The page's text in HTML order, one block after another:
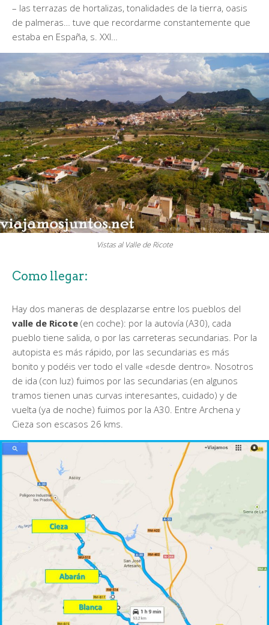
– las terrazas de hortalizas, tonalidades de la tierra, oasis
de palmeras… tuve que recordarme constantemente que
estaba en España, s. XXI…
Vistas al Valle de Ricote
Como llegar:
Hay dos maneras de desplazarse entre los pueblos del
valle de Ricote (en coche): por la autovía (A30), cada
pueblo tiene salida, o por las carreteras secundarias. Por la
autopista es más rápido, por las secundarias es más
bonito y podéis ver todo el valle «desde dentro». Nosotros
de ida (con luz) fuimos por las secundarias (en algunos
tramos tienen unas curvas interesantes, cuidado) y de
vuelta (ya de noche) fuimos por la A30. Entre Archena y
Cieza son escasos 26 kms.